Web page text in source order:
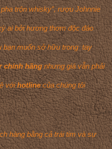
trộn whisky”, rượu Johnnie
ai bởi hương thơm độc đáo
bạn muốn sở hữu trong tay
chính hãngnhưng giá vẫn phải
vớihotlinecủa chúng tôi
hàng bằng cả trái tim và sự